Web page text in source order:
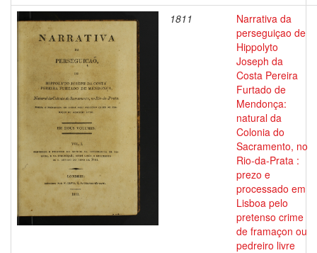
1811
Narrativa da
perseguiçao de
Hippolyto
Joseph da
Costa Pereira
Furtado de
Mendonça:
natural da
Colonia do
Sacramento, no
Rio-da-Prata :
prezo e
processado em
Lisboa pelo
pretenso crime
de framaçon ou
pedreiro livre